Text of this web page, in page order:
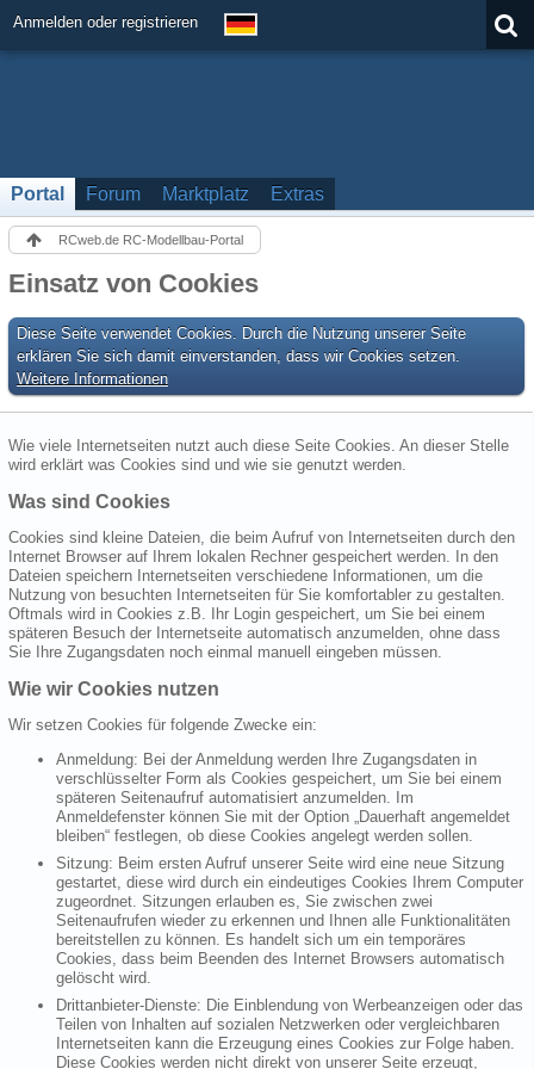
Anmelden oder registrieren
Portal Forum Marktplatz Extras
RCweb.de RC-Modellbau-Portal
Einsatz von Cookies
Diese Seite verwendet Cookies. Durch die Nutzung unserer Seite
erklären Sie sich damit einverstanden, dass wir Cookies setzen.
Weitere Informationen
Wie viele Internetseiten nutzt auch diese Seite Cookies. An dieser Stelle
wird erklärt was Cookies sind und wie sie genutzt werden.
Was sind Cookies
Cookies sind kleine Dateien, die beim Aufruf von Internetseiten durch den
Internet Browser auf Ihrem lokalen Rechner gespeichert werden. In den
Dateien speichern Internetseiten verschiedene Informationen, um die
Nutzung von besuchten Internetseiten für Sie komfortabler zu gestalten.
Oftmals wird in Cookies z.B. Ihr Login gespeichert, um Sie bei einem
späteren Besuch der Internetseite automatisch anzumelden, ohne dass
Sie Ihre Zugangsdaten noch einmal manuell eingeben müssen.
Wie wir Cookies nutzen
Wir setzen Cookies für folgende Zwecke ein:
Anmeldung: Bei der Anmeldung werden Ihre Zugangsdaten in
verschlüsselter Form als Cookies gespeichert, um Sie bei einem
späteren Seitenaufruf automatisiert anzumelden. Im
Anmeldefenster können Sie mit der Option „Dauerhaft angemeldet
bleiben“ festlegen, ob diese Cookies angelegt werden sollen.
Sitzung: Beim ersten Aufruf unserer Seite wird eine neue Sitzung
gestartet, diese wird durch ein eindeutiges Cookies Ihrem Computer
zugeordnet. Sitzungen erlauben es, Sie zwischen zwei
Seitenaufrufen wieder zu erkennen und Ihnen alle Funktionalitäten
bereitstellen zu können. Es handelt sich um ein temporäres
Cookies, dass beim Beenden des Internet Browsers automatisch
gelöscht wird.
Drittanbieter-Dienste: Die Einblendung von Werbeanzeigen oder das
Teilen von Inhalten auf sozialen Netzwerken oder vergleichbaren
Internetseiten kann die Erzeugung eines Cookies zur Folge haben.
Diese Cookies werden nicht direkt von unserer Seite erzeugt,